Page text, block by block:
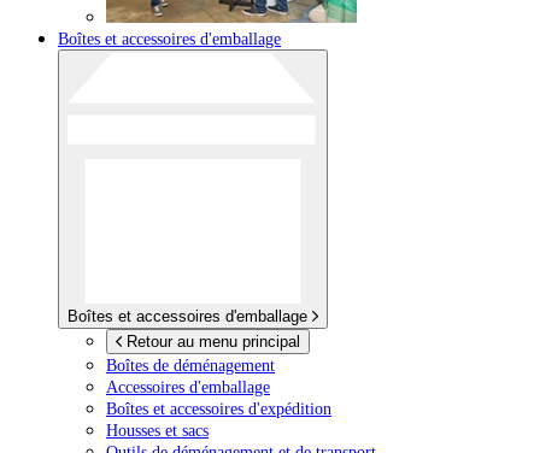
Boîtes et accessoires d'emballage
Boîtes et accessoires d'emballage
Retour au menu principal
Boîtes de déménagement
Accessoires d'emballage
Boîtes et accessoires d'expédition
Housses et sacs